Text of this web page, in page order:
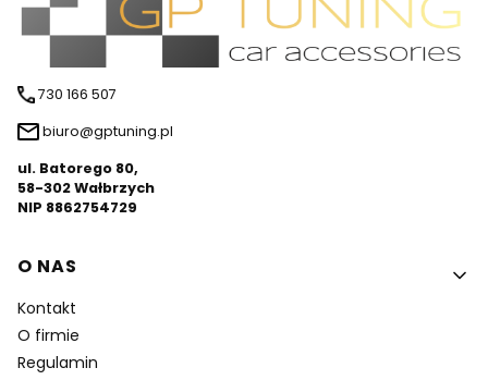
730 166 507
biuro@gptuning.pl
ul. Batorego 80,
58-302 Wałbrzych
NIP 8862754729
Linki w stopce
O NAS
Kontakt
O firmie
Regulamin